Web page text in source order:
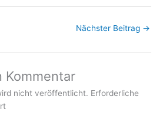
Nächster Beitrag →
Kommentar
nicht veröffentlicht. Erforderliche